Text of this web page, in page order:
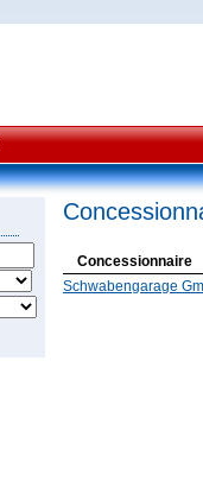
Concessionnaire
Schwabengarage